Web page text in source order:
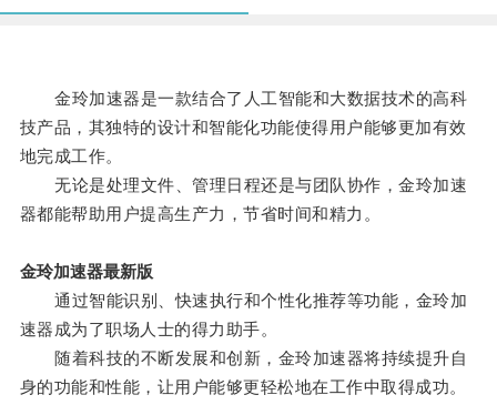
金玲加速器是一款结合了人工智能和大数据技术的高科
技产品，其独特的设计和智能化功能使得用户能够更加有效
地完成工作。
无论是处理文件、管理日程还是与团队协作，金玲加速
器都能帮助用户提高生产力，节省时间和精力。
金玲加速器最新版
通过智能识别、快速执行和个性化推荐等功能，金玲加
速器成为了职场人士的得力助手。
随着科技的不断发展和创新，金玲加速器将持续提升自
身的功能和性能，让用户能够更轻松地在工作中取得成功。